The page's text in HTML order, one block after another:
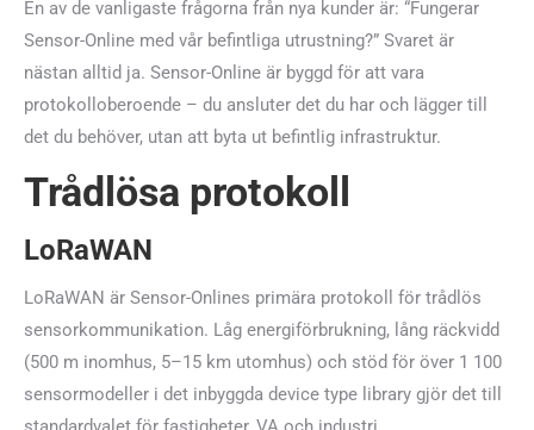
En av de vanligaste frågorna från nya kunder är: “Fungerar
Sensor-Online med vår befintliga utrustning?” Svaret är
nästan alltid ja. Sensor-Online är byggd för att vara
protokolloberoende – du ansluter det du har och lägger till
det du behöver, utan att byta ut befintlig infrastruktur.
Trådlösa protokoll
LoRaWAN
LoRaWAN är Sensor-Onlines primära protokoll för trådlös
sensorkommunikation. Låg energiförbrukning, lång räckvidd
(500 m inomhus, 5–15 km utomhus) och stöd för över 1 100
sensormodeller i det inbyggda device type library gjör det till